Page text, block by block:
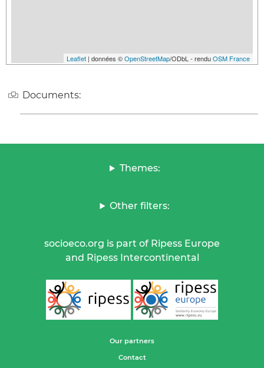
Leaflet | données ©OpenStreetMap/ODbL - renduOSM France
Documents:
Themes:
Other filters:
socioeco.org is part of Ripess Europe
and Ripess Intercontinental
Our partners
Contact